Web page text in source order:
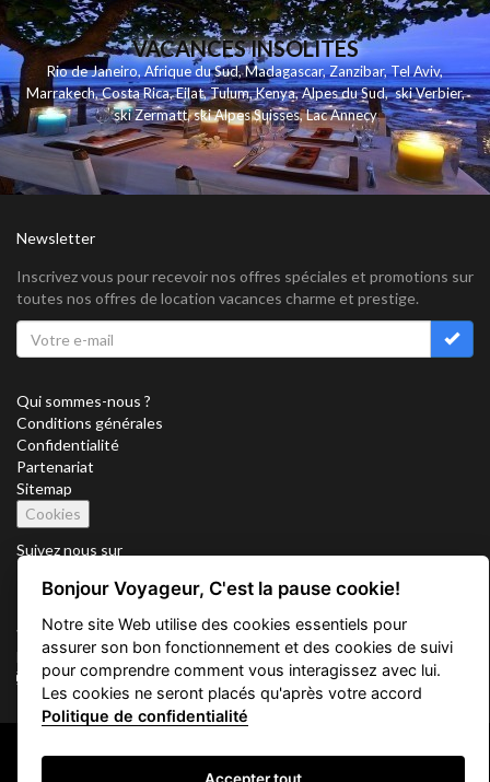
VACANCES INSOLITES
Rio de Janeiro,Afrique du Sud,Madagascar,Zanzibar,Tel Aviv,
Marrakech,Costa Rica,Eilat,Tulum,Kenya,Alpes du Sud,ski Verbier,
ski Zermatt,ski Alpes Suisses,Lac Annecy
Newsletter
Inscrivez vous pour recevoir nos offres spéciales et promotions sur
toutes nos offres de location vacances charme et prestige.
Qui sommes-nous ?
Conditions générales
Confidentialité
Partenariat
Sitemap
Cookies
Suivez nous sur
Vacation Key Corp. 2905 Point East Drive #L-215. Aventura.
FLORIDA 33160.
info@vacationkey.com
Copyright © 2026 Vacation Key Corp.
Bonjour Voyageur, C'est la pause cookie!
Notre site Web utilise des cookies essentiels pour
assurer son bon fonctionnement et des cookies de suivi
pour comprendre comment vous interagissez avec lui.
Les cookies ne seront placés qu'après votre accord
Politique de confidentialité